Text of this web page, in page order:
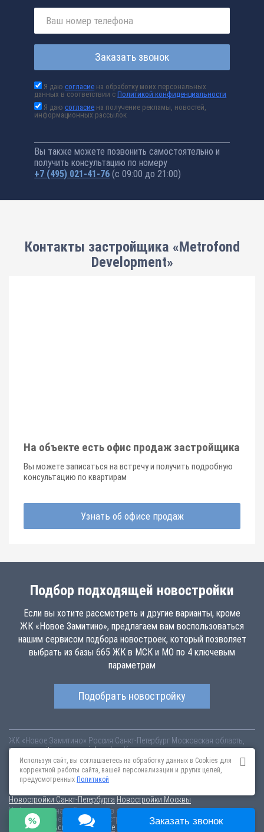
Заказать звонок
Я даюсогласие на обработку моих персональных
данных в соответствии сПолитикой конфиденциальности
Я даюсогласие на получение рекламы, новостей,
информационных рассылок
Вы также можете позвонить самостоятельно и
получить консультацию по номеру
+7 (495) 021-41-76 (с 09:00 до 21:00)
Контакты застройщика «Metrofond
Development»
На объекте есть офис продаж застройщика
Вы можете записаться на встречу и получить подробную
консультацию по квартирам
Узнать об офисе продаж
Подбор подходящей новостройки
Если вы хотите рассмотреть и другие варианты, кроме
ЖК «Новое Замитино», предлагаем вам воспользоваться
нашим сервисом подбора новостроек, который позволяет
выбрать из базы 665 ЖК в МСК и МО по 4 ключевым
параметрам
Подобрать новостройку
ЖК «Новое Замитино» Россия Санкт-Петербург Московская область,
novoe-zamitino.novopoisk.msk.ruКупить квартиру в новом жилом
комплексе «Новое Замитино» от «Metrofond Development» в
Кросногорском районе. Квартиры различных планировок от 6.23 млн
рублей!
Новостройки Санкт-Петербурга Новостройки Москвы
Информация на сайте взята из открытых источников, не является
публичной офертой и распространяется для ознакомления.
Пользовательское соглашение
Соглашение о размещении
Используя сайт, вы соглашаетесь на обработку данных в Cookies для
корректной работы сайта, вашей персонализации и других целей,
предусмотренных Политикой
Заказать звонок